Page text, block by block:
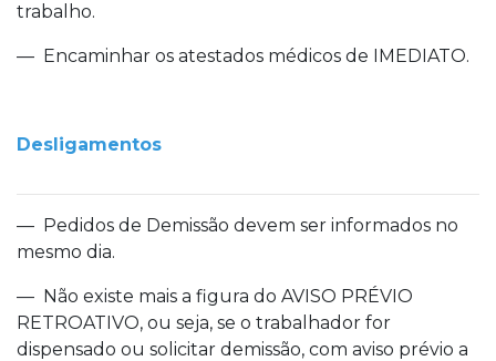
trabalho.
— Encaminhar os atestados médicos de IMEDIATO.
Desligamentos
— Pedidos de Demissão devem ser informados no
mesmo dia.
— Não existe mais a figura do AVISO PRÉVIO
RETROATIVO, ou seja, se o trabalhador for
dispensado ou solicitar demissão, com aviso prévio a